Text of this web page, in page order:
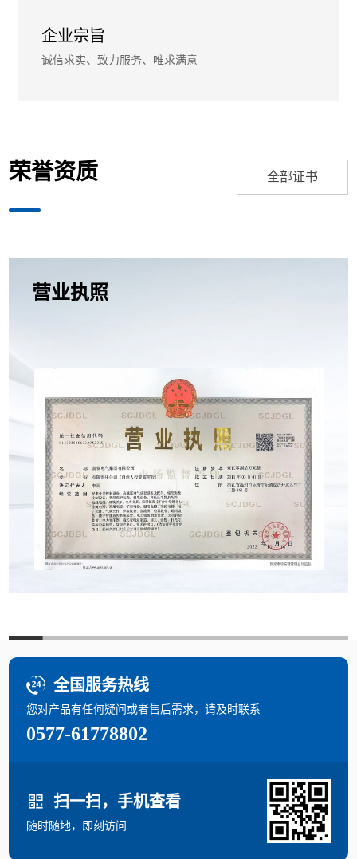
企业宗旨
诚信求实、致力服务、唯求满意
荣誉资质 全部证书
营业执照
 全国服务热线
您对产品有任何疑问或者售后需求，请及时联系
0577-61778802
 扫一扫，手机查看
随时随地，即刻访问